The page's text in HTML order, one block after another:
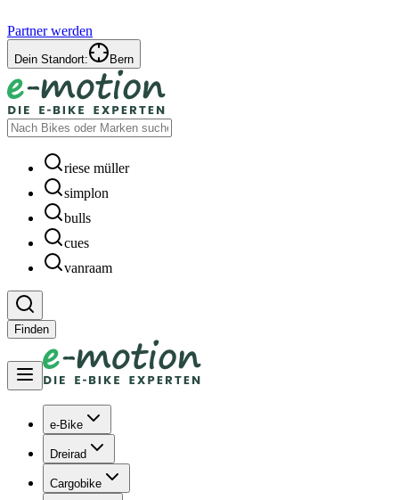
Partner werden
Dein Standort: Bern
riese müller
simplon
bulls
cues
vanraam
Finden
e-Bike
Dreirad
Cargobike